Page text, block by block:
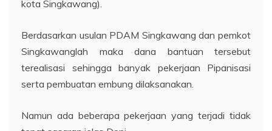
kota Singkawang).
Berdasarkan usulan PDAM Singkawang dan pemkot
Singkawanglah maka dana bantuan tersebut
terealisasi sehingga banyak pekerjaan Pipanisasi
serta pembuatan embung dilaksanakan.
Namun ada beberapa pekerjaan yang terjadi tidak